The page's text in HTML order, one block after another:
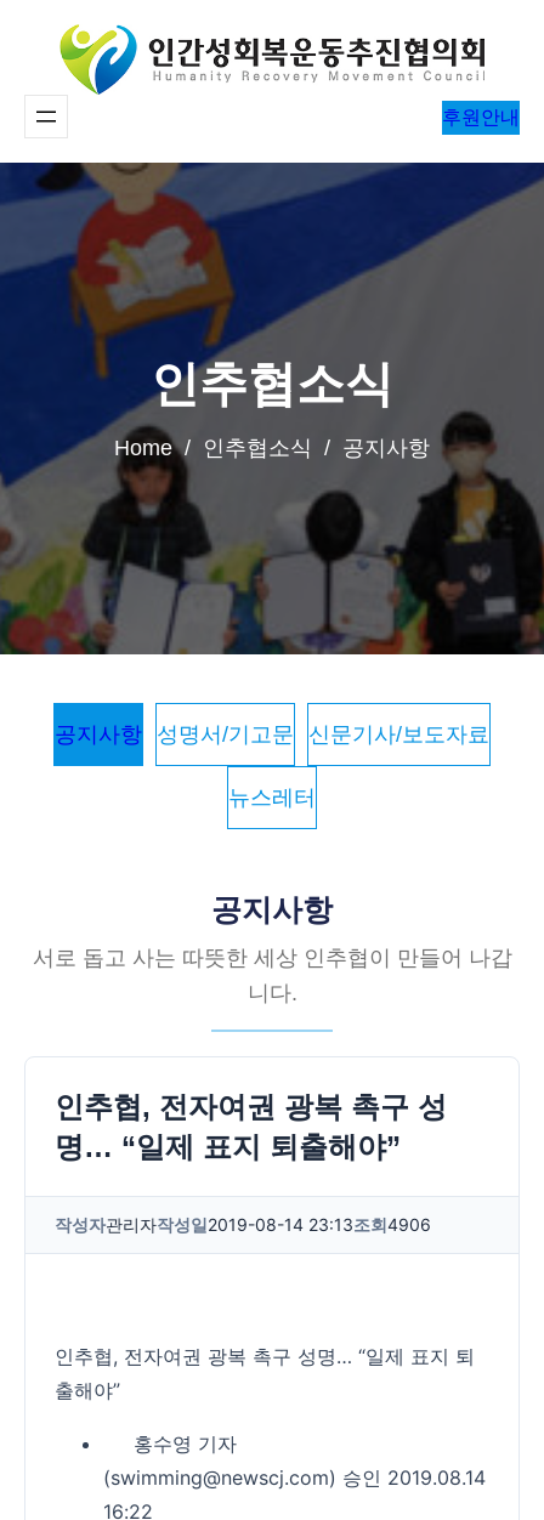
바
로
기
후원안내
인추협소식
Home / 인추협소식 / 공지사항
공지사항 성명서/기고문 신문기사/보도자료
뉴스레터
공지사항
서로 돕고 사는 따뜻한 세상 인추협이 만들어 나갑
니다.
인추협, 전자여권 광복 촉구 성
명… “일제 표지 퇴출해야”
작성자관리자작성일2019-08-14 23:13조회4906
인추협, 전자여권 광복 촉구 성명… “일제 표지 퇴
출해야”
홍수영 기자
(swimming@newscj.com) 승인 2019.08.14
16:22